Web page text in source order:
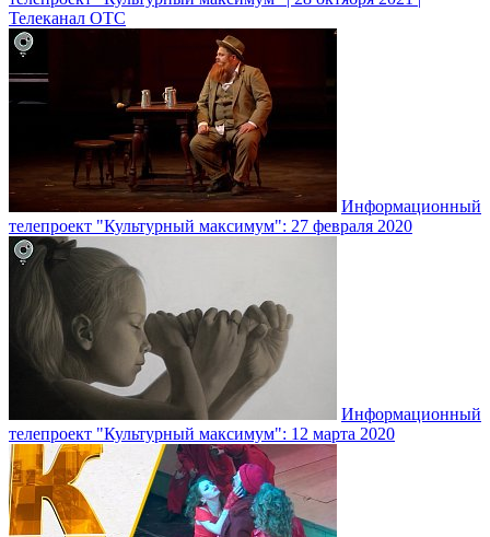
Телеканал ОТС
Информационный
телепроект "Культурный максимум": 27 февраля 2020
Информационный
телепроект "Культурный максимум": 12 марта 2020